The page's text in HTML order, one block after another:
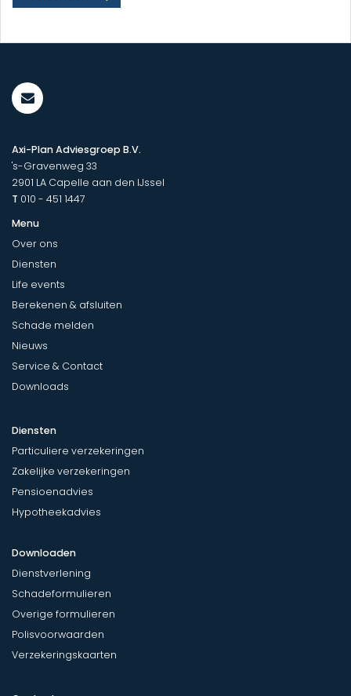
Axi-Plan Adviesgroep B.V.
's-Gravenweg 33
2901 LA Capelle aan den IJssel
T 010 - 451 1447
Menu
Over ons
Diensten
Life events
Berekenen & afsluiten
Schade melden
Nieuws
Service & Contact
Downloads
Diensten
Particuliere verzekeringen
Zakelijke verzekeringen
Pensioenadvies
Hypotheekadvies
Downloaden
Dienstverlening
Schadeformulieren
Overige formulieren
Polisvoorwaarden
Verzekeringskaarten